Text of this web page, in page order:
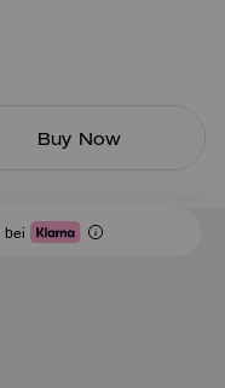
Buy Now
bei